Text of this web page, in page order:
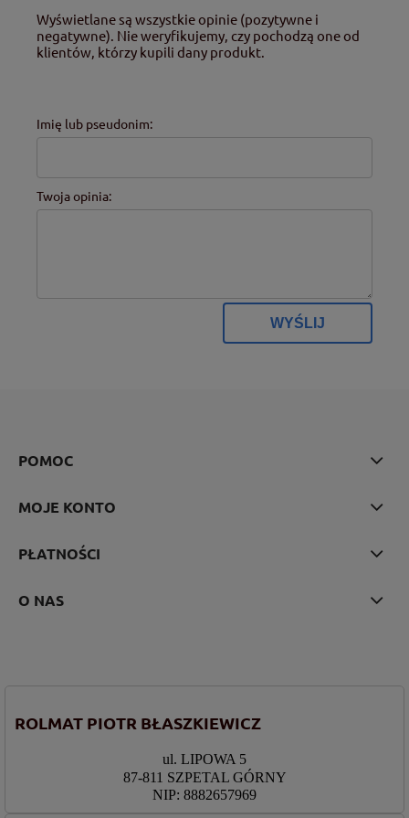
Wyświetlane są wszystkie opinie (pozytywne i
negatywne). Nie weryfikujemy, czy pochodzą one od
klientów, którzy kupili dany produkt.
Imię lub pseudonim:
Twoja opinia:
WYŚLIJ
POMOC
MOJE KONTO
PŁATNOŚCI
O NAS
ROLMAT PIOTR BŁASZKIEWICZ
ul. LIPOWA 5
87-811 SZPETAL GÓRNY
NIP: 8882657969